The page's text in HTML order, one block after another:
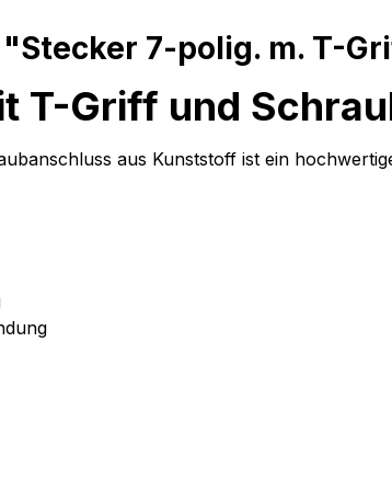
7-polig. m. T-
T-Griff und
aus Kunststoff ist ein